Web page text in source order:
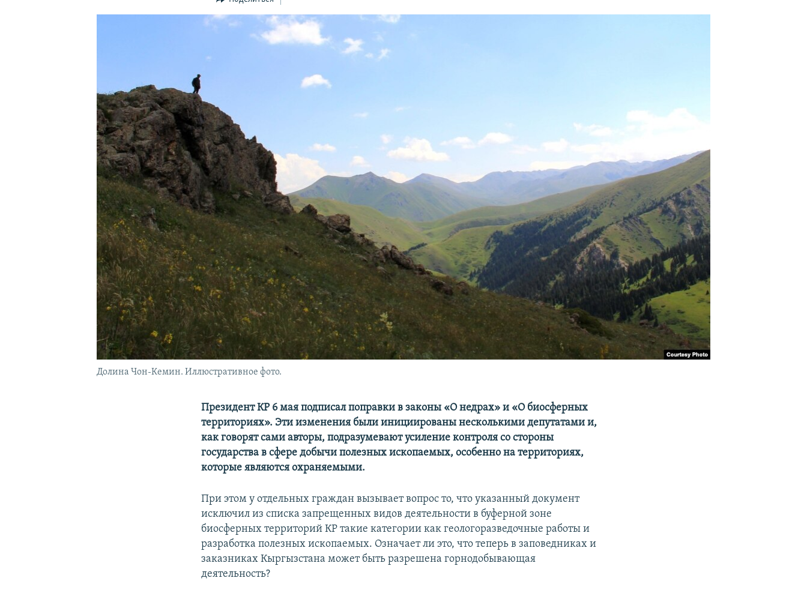
Долина Чон-Кемин. Иллюстративное фото.
Президент КР 6 мая подписал поправки в законы «О недрах» и «О биосферных
территориях». Эти изменения были инициированы несколькими депутатами и,
как говорят сами авторы, подразумевают усиление контроля со стороны
государства в сфере добычи полезных ископаемых, особенно на территориях,
которые являются охраняемыми.
При этом у отдельных граждан вызывает вопрос то, что указанный документ
исключил из списка запрещенных видов деятельности в буферной зоне
биосферных территорий КР такие категории как геологоразведочные работы и
разработка полезных ископаемых. Означает ли это, что теперь в заповедниках и
заказниках Кыргызстана может быть разрешена горнодобывающая
деятельность?